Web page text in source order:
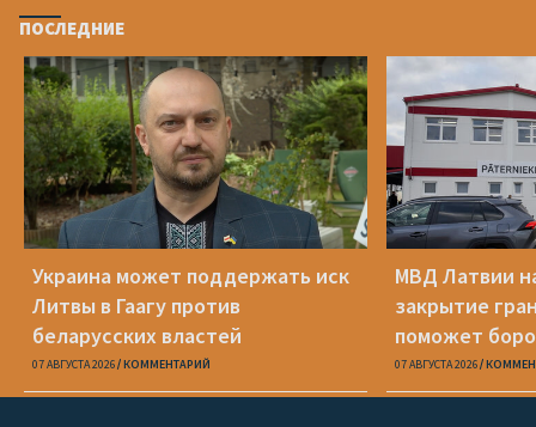
ПОСЛЕДНИЕ
Украина может поддержать иск
Литвы в Гаагу против
беларусских властей
07 АВГУСТА 2026 КОММЕНТАРИЙ
МВД Латвии
закрытие
поможет
07 АВГУСТА 2026